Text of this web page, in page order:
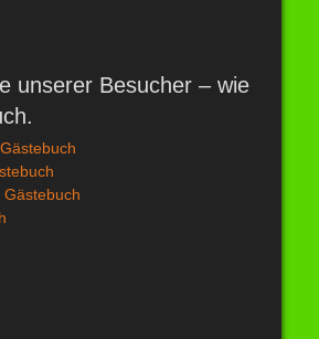
unserer Besucher – wie
Gästebuch
Gästebuch